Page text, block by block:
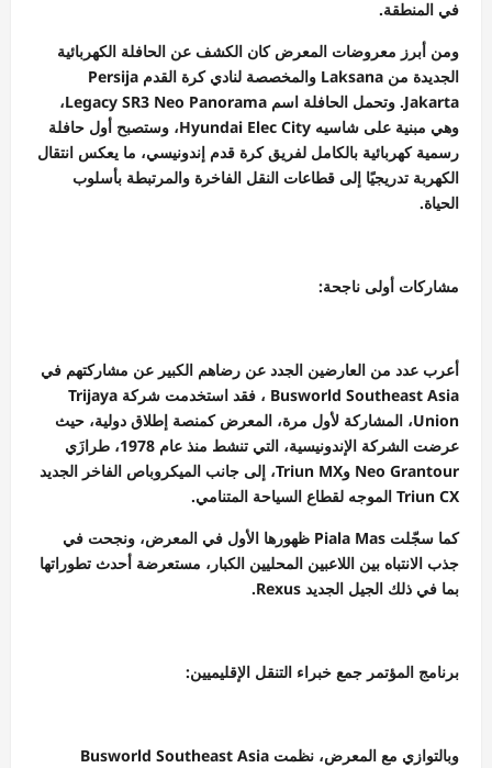
في المنطقة.
ومن أبرز معروضات المعرض كان الكشف عن الحافلة الكهربائية
الجديدة من Laksana والمخصصة لنادي كرة القدم Persija
Jakarta. وتحمل الحافلة اسم Legacy SR3 Neo Panorama،
وهي مبنية على شاسيه Hyundai Elec City، وستصبح أول حافلة
رسمية كهربائية بالكامل لفريق كرة قدم إندونيسي، ما يعكس انتقال
الكهربة تدريجيًا إلى قطاعات النقل الفاخرة والمرتبطة بأسلوب
الحياة.
مشاركات أولى ناجحة:
أعرب عدد من العارضين الجدد عن رضاهم الكبير عن مشاركتهم في
Busworld Southeast Asia ، فقد استخدمت شركة Trijaya
Union، المشاركة لأول مرة، المعرض كمنصة إطلاق دولية، حيث
عرضت الشركة الإندونيسية، التي تنشط منذ عام 1978، طرازَي
Neo Grantour وTriun MX، إلى جانب الميكروباص الفاخر الجديد
Triun CX الموجه لقطاع السياحة المتنامي.
كما سجّلت Piala Mas ظهورها الأول في المعرض، ونجحت في
جذب الانتباه بين اللاعبين المحليين الكبار، مستعرضة أحدث تطوراتها
بما في ذلك الجيل الجديد Rexus.
برنامج المؤتمر جمع خبراء التنقل الإقليميين:
وبالتوازي مع المعرض، نظمت Busworld Southeast Asia